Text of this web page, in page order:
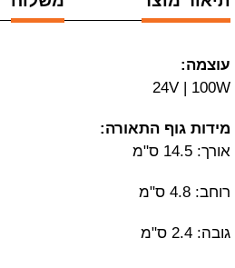
עוצמה:
24V | 100W
מידות גוף התאורה:
אורך: 14.5 ס"מ
רוחב: 4.8 ס"מ
גובה: 2.4 ס"מ